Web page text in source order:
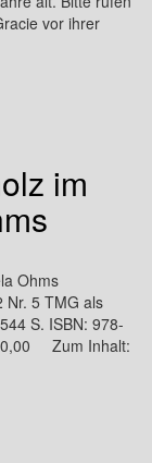
vor ihrer
im
Ohms
Nr. 5 TMG als
S. ISBN: 978-
Zum Inhalt: